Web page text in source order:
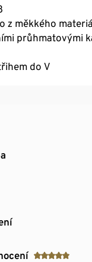
z měkkého
průhmatovými
do V